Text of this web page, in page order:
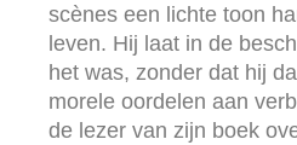
scènes een lichte toon
leven. Hij laat in de
het was, zonder dat hij
morele oordelen aan
de lezer van zijn boek